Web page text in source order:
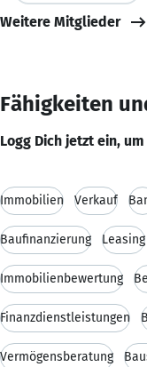
Weitere Mitglieder
Fähigkeiten
Logg Dich jetzt ein,
Immobilien Verkauf
Baufinanzierung Leasing
Immobilienbewertung
Finanzdienstleistungen
Vermögensberatung